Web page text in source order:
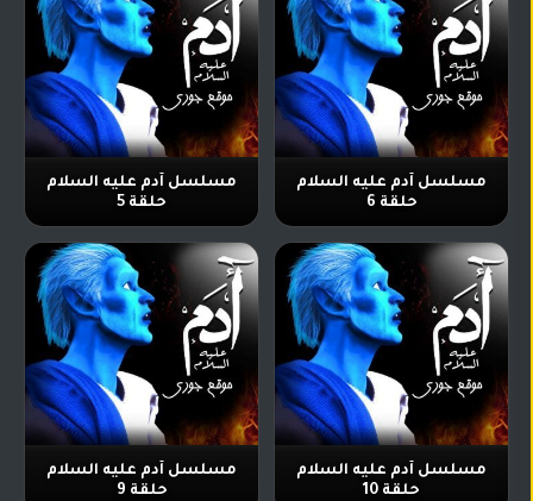
مسلسل آدم عليه السلام
حلقة 6
مسلسل آدم عليه السلام
حلقة 5
مسلسل آدم عليه السلام
حلقة 10
مسلسل آدم عليه السلام
حلقة 9